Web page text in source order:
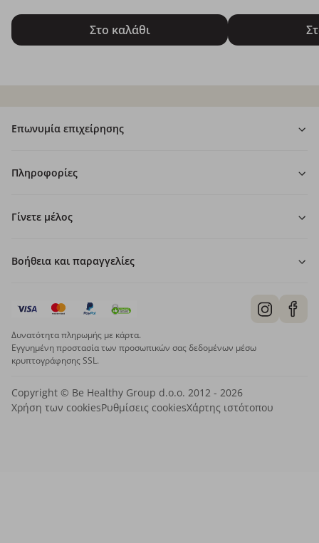
Στο καλάθι
Επωνυμία επιχείρησης
Πληροφορίες
Γίνετε μέλος
Βοήθεια και παραγγελίες
Δυνατότητα πληρωμής με κάρτα.
Εγγυημένη προστασία των προσωπικών σας δεδομένων μέσω
κρυπτογράφησης SSL.
Copyright © Be Healthy Group d.o.o. 2012 - 2026
Χρήση των cookiesΡυθμίσεις cookiesΧάρτης ιστότοπου